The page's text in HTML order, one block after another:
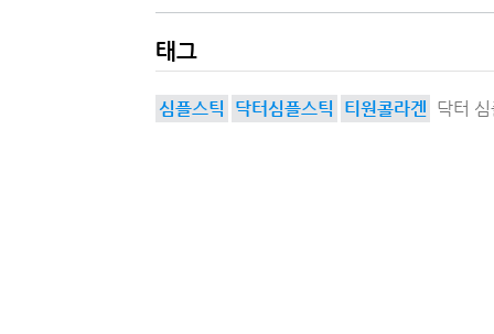
태그
심플스틱 닥터심플스틱 티원콜라겐 닥터